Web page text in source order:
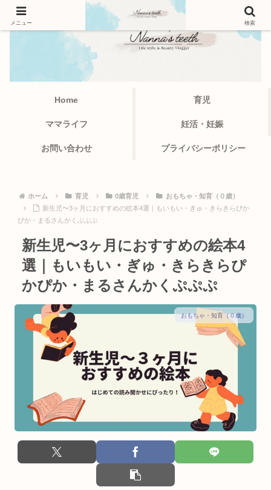
Home 育児
ママライフ 妊活・妊娠
お問い合わせ プライバシーポリシー
ホーム 育児 0歳育児
おもちゃ・知育（０歳）
新生児〜3ヶ月におすすめの絵本4選｜もいもい・ぎゅ・きらきらぴか
ぴか・まるさんかくぷぷぷ
新生児〜3ヶ月におすすめの絵本4
選｜もいもい・ぎゅ・きらきらぴ
かぴか・まるさんかくぷぷぷ
おもちゃ・知育（０歳）
メニュー 検索